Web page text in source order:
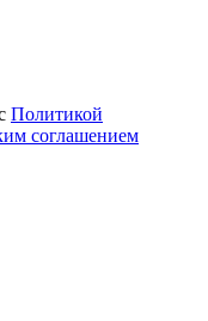
Политикой
соглашением